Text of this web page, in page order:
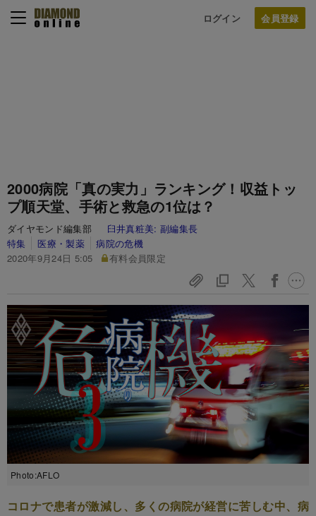
ログイン
2000病院「真の実力」ランキング！収益トッ
プ順天堂、手術と救急の1位は？
ダイヤモンド編集部 臼井真粧美:副編集長
特集
医療・製薬
病院の危機
2020年9月24日 5:05
有料会員限定
Photo:AFLO
コロナで患者が激減し、多くの病院が経営に苦しむ中、病